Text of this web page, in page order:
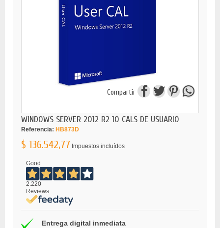
Compartir
WINDOWS SERVER 2012 R2 10 CALS DE USUARIO
Referencia: HB873D
$ 136.542,77 Impuestos incluídos
Good
2.220
Reviews
Entrega digital inmediata